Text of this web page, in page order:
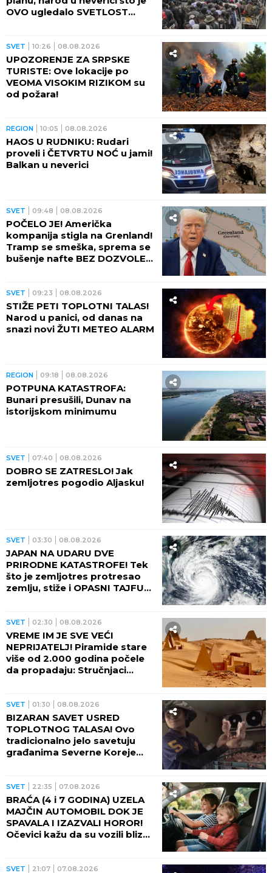
OVO ugledalo SVETLOST
SVET 10:26 08.08.2026
UPOZORENJE ZA SRPSKE
TURISTE: Ove lokacije po
VEOMA VISOKIM RIZIKOM su
od požara!
REGION 10:05 08.08.2026
HAOS U RUDNIKU: Rudari
proveli i ČETVRTU NOĆ u jami!
Balkan u neverici
SVET 09:48 08.08.2026
POČELO JE! Američka
kompanija stigla na Grenland!
Tramp se smeška, sprema se
bušenje nafte BEZ DOZVOLE
SVET 09:23 08.08.2026
STIŽE PETI TOPLOTNI TALAS!
Narod u panici, od danas na
snazi novi ŽUTI METEO ALARM
REGION 09:18 08.08.2026
POTPUNA KATASTROFA:
Bunari presušili, Dunav na
istorijskom minimumu
SVET 07:40 08.08.2026
DOBRO SE ZATRESLO! Jak
zemljotres pogodio Aljasku!
SVET 03:30 08.08.2026
JAPAN NA UDARU DVE
PRIRODNE KATASTROFE! Tek
što je zemljotres protresao
zemlju, stiže i OPASNI TAJFUN:
SVET 02:30 08.08.2026
VREME IM JE SVE VEĆI
NEPRIJATELJ! Piramide stare
više od 2.000 godina počele
da propadaju: Stručnjaci
SVET 01:30 08.08.2026
BIZARAN SAVET USRED
TOPLOTNOG TALASA! Ovo
tradicionalno jelo savetuju
građanima Severne Koreje
SVET 22:35 07.08.2026
BRAĆA (4 i 7 GODINA) UZELA
MAJČIN AUTOMOBIL DOK JE
SPAVALA I IZAZVALI HOROR!
Očevici kažu da su vozili blizu
SVET 21:07 07.08.2026